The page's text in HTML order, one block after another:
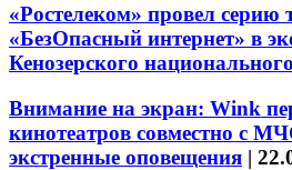
«Ростелеком» провел серию
«БезОпасный интернет» в
Кенозерского
Внимание на экран: Wink
кинотеатров совместно с
экстренные оповещения |